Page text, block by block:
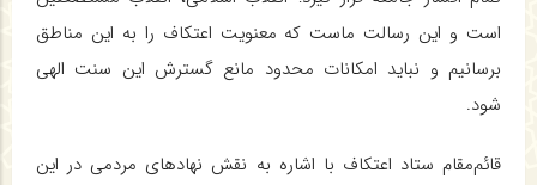
است و این رسالت ماست که معنویت اعتکاف را به این مناطق
برسانیم و نباید امکانات محدود مانع گسترش این سنت الهی
شود.
قائم‌مقام ستاد اعتکاف با اشاره به نقش نهادهای مردمی در این